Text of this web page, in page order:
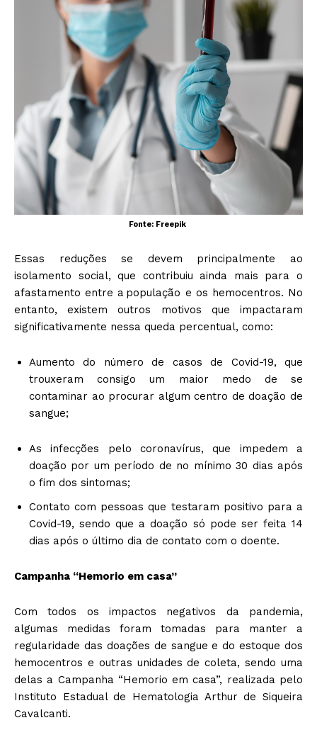
Fonte: Freepik
Essas reduções se devem principalmente ao
isolamento social, que contribuiu ainda mais para o
afastamento entre a população e os hemocentros. No
entanto, existem outros motivos que impactaram
significativamente nessa queda percentual, como:
Aumento do número de casos de Covid-19, que
trouxeram consigo um maior medo de se
contaminar ao procurar algum centro de doação de
sangue;
As infecções pelo coronavírus, que impedem a
doação por um período de no mínimo 30 dias após
o fim dos sintomas;
Contato com pessoas que testaram positivo para a
Covid-19, sendo que a doação só pode ser feita 14
dias após o último dia de contato com o doente.
Campanha “Hemorio em casa”
Com todos os impactos negativos da pandemia,
algumas medidas foram tomadas para manter a
regularidade das doações de sangue e do estoque dos
hemocentros e outras unidades de coleta, sendo uma
delas a Campanha “Hemorio em casa”, realizada pelo
Instituto Estadual de Hematologia Arthur de Siqueira
Cavalcanti.